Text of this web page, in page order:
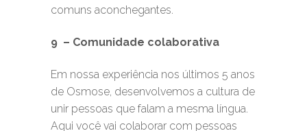
comuns aconchegantes.
9 – Comunidade colaborativa
Em nossa experiência nos últimos 5 anos
de Osmose, desenvolvemos a cultura de
unir pessoas que falam a mesma língua.
Aqui você vai colaborar com pessoas